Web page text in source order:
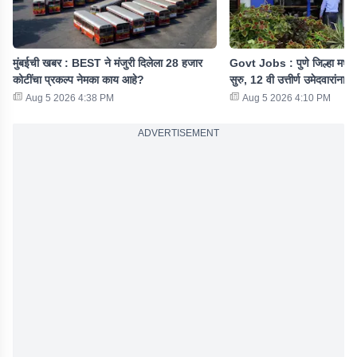
मुंबईची खबर : BEST ने मंजुरी दिलेला 28 हजार
कोटींचा प्रकल्प नेमका काय आहे?
Aug 5 2026 4:38 PM
Govt Jobs : पुणे जिल्हा
सुरु, 12 वी उत्तीर्ण उमेदवारांना
Aug 5 2026 4:10 PM
ADVERTISEMENT